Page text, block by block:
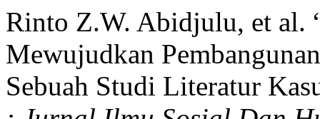
Rinto Z.W. Abidjulu, et al.
Mewujudkan
Sebuah Studi Literatur